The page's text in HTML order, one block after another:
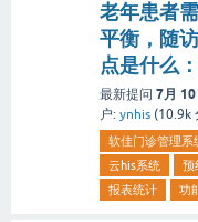
老年患者
平衡，随
点是什么
最新提问 7月 10
户: ynhis (10.9k
软佳门诊管理系
云his系统
预
报表统计
功